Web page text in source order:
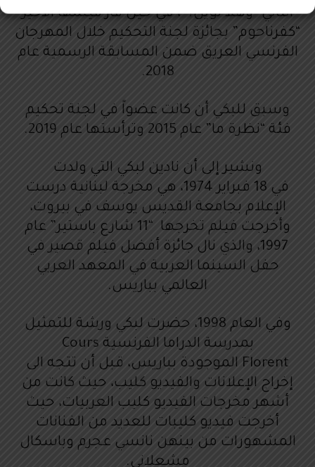
الثاني “وهلأ لوين؟”، في حين فاز فيلمها الأخير
“كفرناحوم” بجائزة لجنة التحكيم خلال المهرجان
الفرنسي العريق ضمن المسابقة الرسمية عام
2018.
وسبق للبكي أن كانت عضواً في لجنة تحكيم
فئة “نظرة ما” عام 2015 وترأستها عام 2019.
ونشير إلى أن نادين لبكي التي ولدت
في 18 فبراير 1974، هي مخرجة لبنانية درست
الإعلام بجامعة القديس يوسف في بيروت،
وأخرجت فيلم تخرجها “11 شارع باستير” عام
1997، والذي نال جائزة أفضل فيلم قصير في
حفل السينما العربية في المعهد العربي
العالمي بباريس.
وفي العام 1998، حضرت لبكي ورشة للتمثيل
بمدرسة الدراما الفرنسية Cours
Florent الموجودة بباريس، قبل أن تتجه الى
إخراج الإعلانات والفيديو كليب، حيث كانت من
أشهر مخرجات الفيديو كليب العربيات، حيث
أخرجت فيديو كليبات للعديد من الفنانات
المشهورات من بينهن نانسي عجرم وباسكال
مشعلاني.